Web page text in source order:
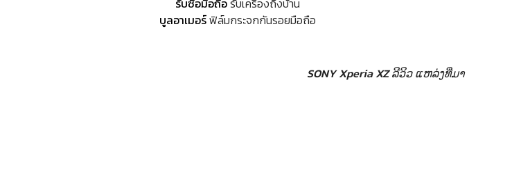
รับซื้อมือถือรับเครื่องถึงบ้าน
บูลอาเมอร์ฟิล์มกระจกกันรอยมือถือ
SONY Xperia XZ ລີວິວ ແຫລ່ງທີ່ມາ